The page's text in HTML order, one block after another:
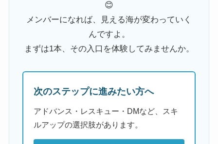
😊
メンバーになれば、見える海が変わっていく
んですよ。
まずは1本、その入口を体験してみませんか。
次のステップに進みたい方へ
アドバンス・レスキュー・DMなど、スキ
ルアップの選択肢があります。